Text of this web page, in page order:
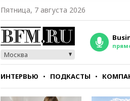
Пятница, 7 августа 2026
Москва
ИНТЕРВЬЮ ПОДКАСТЫ